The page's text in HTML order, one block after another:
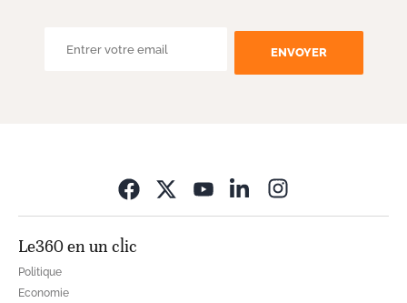
ENVOYER
Le360 en un clic
Politique
Economie